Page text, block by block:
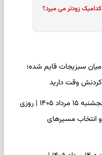
زودتر می میرد؟
میان سبزیجات قایم شده؛
فال سرنوشت امروز پنجشنبه ۱۵ مرداد ۱۴۰۵ | روزی
انتخاب مسیرهای